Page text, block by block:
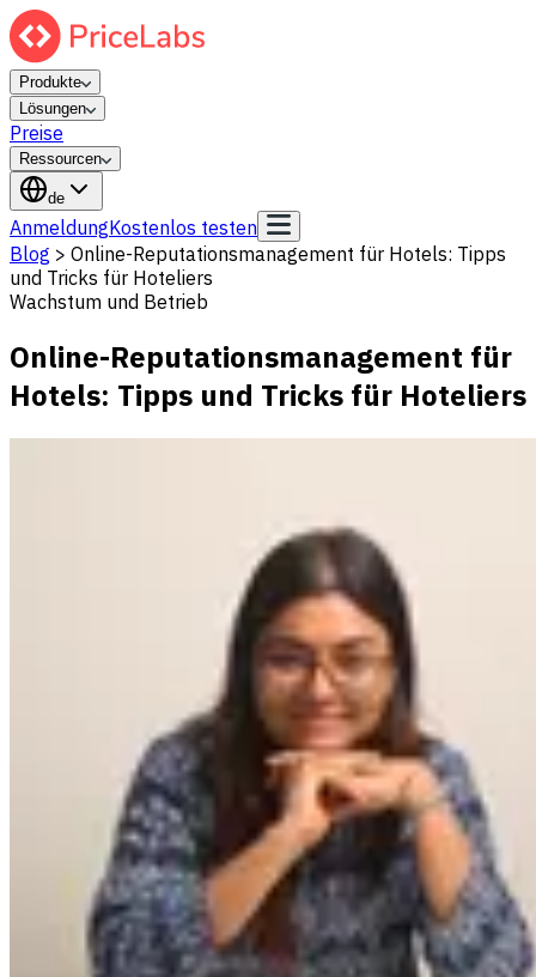
Produkte
Lösungen
Preise
Ressourcen
de
AnmeldungKostenlos testen
Blog > Online-Reputationsmanagement für Hotels: Tipps
und Tricks für Hoteliers
Wachstum und Betrieb
Online-Reputationsmanagement für
Hotels: Tipps und Tricks für Hoteliers